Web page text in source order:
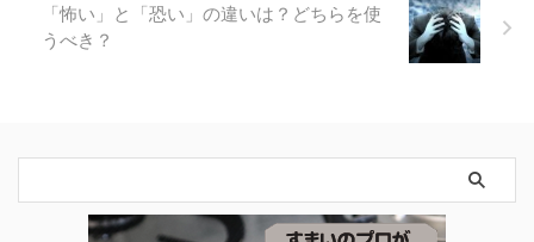
「怖い」と「恐い」の違いは？どちらを使
うべき？